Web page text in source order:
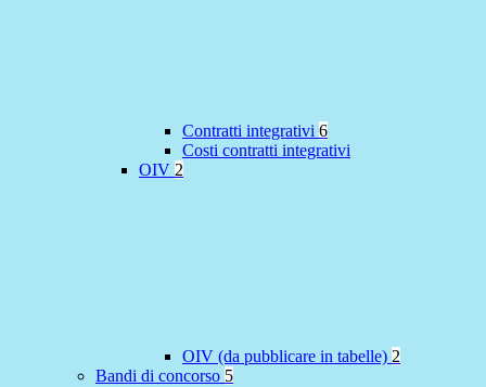
Contratti integrativi 6
Costi contratti integrativi
OIV 2
OIV (da pubblicare in tabelle) 2
Bandi di concorso 5